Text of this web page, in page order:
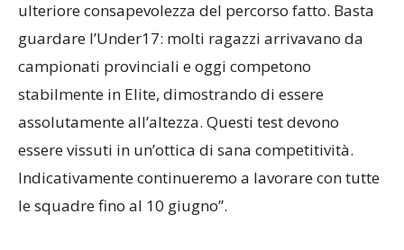
per noi sia per loro, perché permette di acquisire
ulteriore consapevolezza del percorso fatto. Basta
guardare l’Under17: molti ragazzi arrivavano da
campionati provinciali e oggi competono
stabilmente in Elite, dimostrando di essere
assolutamente all’altezza. Questi test devono
essere vissuti in un’ottica di sana competitività.
Indicativamente continueremo a lavorare con tutte